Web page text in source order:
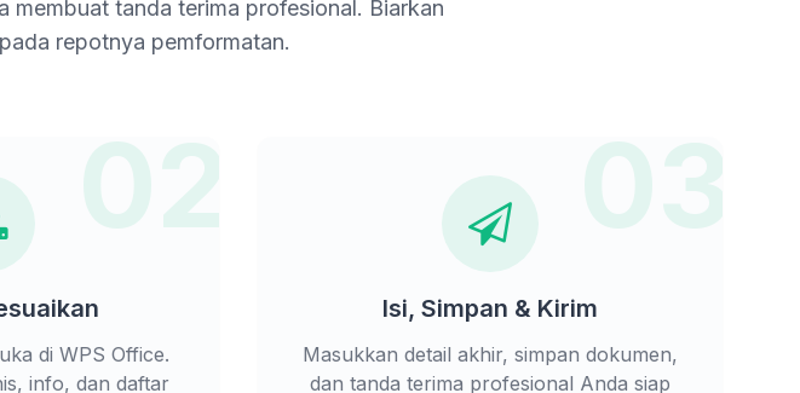
membuat tanda terima profesional. Biarkan
repotnya pemformatan.
02
di WPS Office.
info, dan daftar
03
Isi, Simpan & Kirim
Masukkan detail akhir, simpan dokumen,
dan tanda terima profesional Anda siap